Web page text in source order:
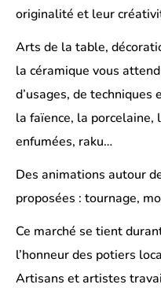
originalité et leur
Arts de la table,
la céramique vous
d’usages, de
la faïence, la porcelaine,
enfumées, raku…
Des animations autour
proposées : tournage,
Ce marché se tient
l’honneur des potiers
Artisans et artistes